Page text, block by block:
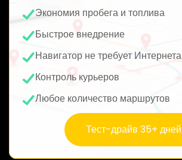
Экономия пробега и топлива
Быстрое внедрение
Навигатор не требует Интернета
Контроль курьеров
Любое количество маршрутов
Тест-драйв 35+ дней